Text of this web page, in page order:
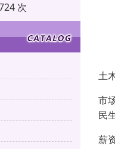
次
土
市
民
薪